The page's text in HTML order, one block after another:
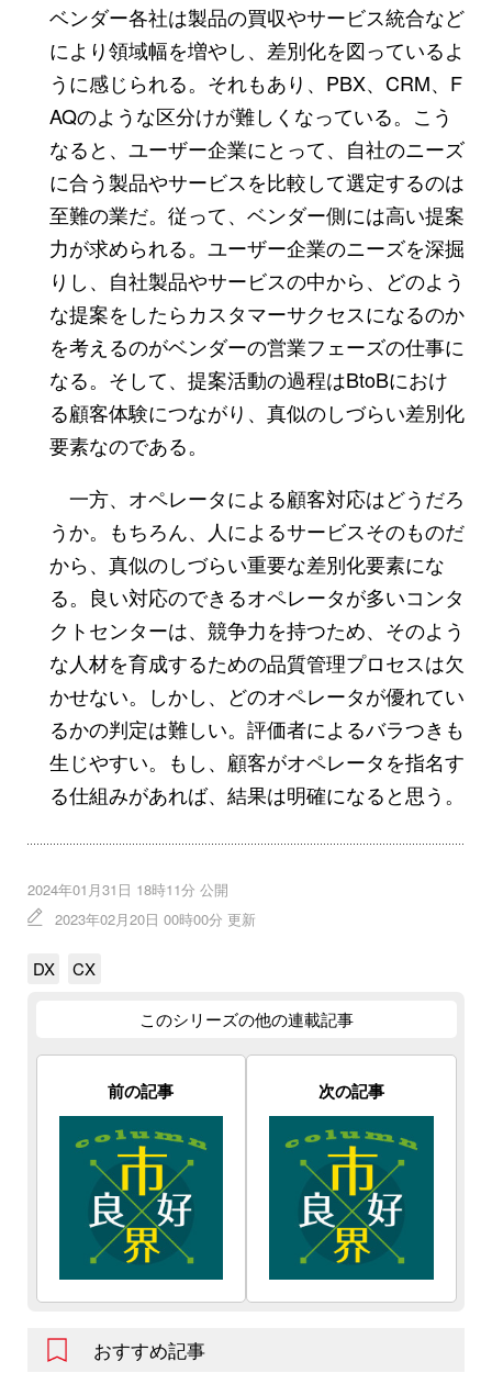
ベンダー各社は製品の買収やサービス統合など
により領域幅を増やし、差別化を図っているよ
うに感じられる。それもあり、PBX、CRM、F
AQのような区分けが難しくなっている。こう
なると、ユーザー企業にとって、自社のニーズ
に合う製品やサービスを比較して選定するのは
至難の業だ。従って、ベンダー側には高い提案
力が求められる。ユーザー企業のニーズを深掘
りし、自社製品やサービスの中から、どのよう
な提案をしたらカスタマーサクセスになるのか
を考えるのがベンダーの営業フェーズの仕事に
なる。そして、提案活動の過程はBtoBにおけ
る顧客体験につながり、真似のしづらい差別化
要素なのである。
一方、オペレータによる顧客対応はどうだろ
うか。もちろん、人によるサービスそのものだ
から、真似のしづらい重要な差別化要素にな
る。良い対応のできるオペレータが多いコンタ
クトセンターは、競争力を持つため、そのよう
な人材を育成するための品質管理プロセスは欠
かせない。しかし、どのオペレータが優れてい
るかの判定は難しい。評価者によるバラつきも
生じやすい。もし、顧客がオペレータを指名す
る仕組みがあれば、結果は明確になると思う。
2024年01月31日 18時11分 公開
2023年02月20日 00時00分 更新
DX CX
このシリーズの他の連載記事
前の記事 次の記事
おすすめ記事